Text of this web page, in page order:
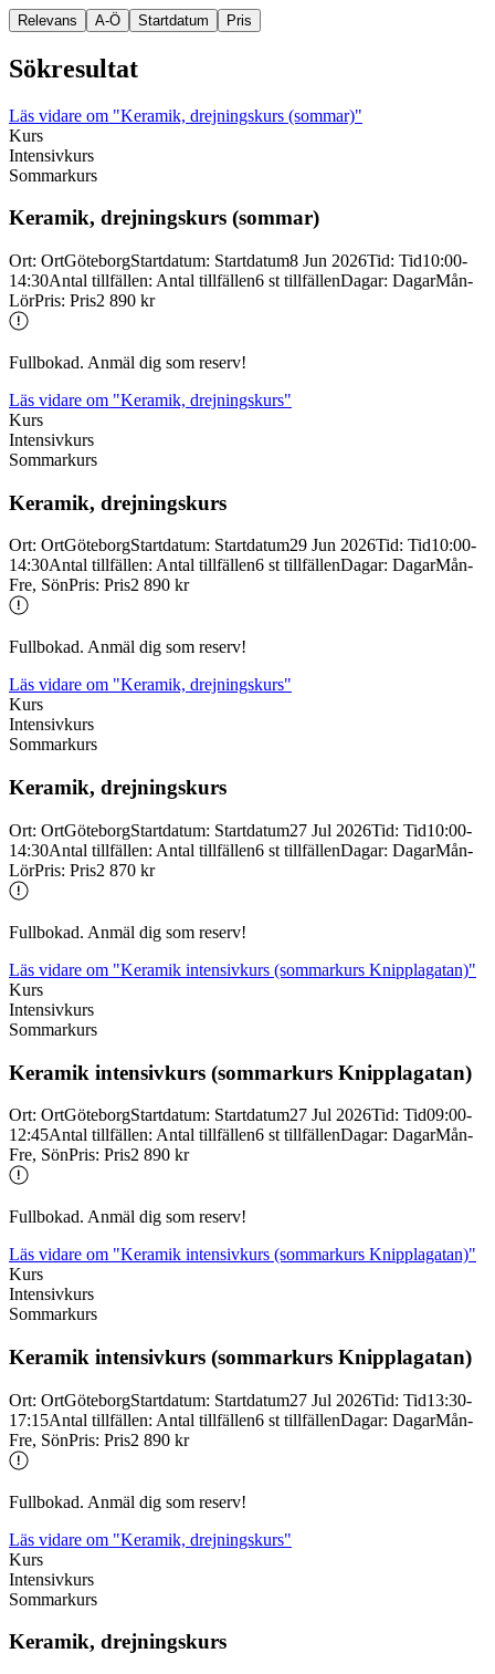
Relevans A-Ö Startdatum Pris
Sökresultat
Läs vidare om "Keramik, drejningskurs (sommar)"
Kurs
Intensivkurs
Sommarkurs
Keramik, drejningskurs (sommar)
Ort: OrtGöteborgStartdatum: Startdatum8 Jun 2026Tid: Tid10:00-
14:30Antal tillfällen: Antal tillfällen6 st tillfällenDagar: DagarMån-
LörPris: Pris2 890 kr
Fullbokad. Anmäl dig som reserv!
Läs vidare om "Keramik, drejningskurs"
Kurs
Intensivkurs
Sommarkurs
Keramik, drejningskurs
Ort: OrtGöteborgStartdatum: Startdatum29 Jun 2026Tid: Tid10:00-
14:30Antal tillfällen: Antal tillfällen6 st tillfällenDagar: DagarMån-
Fre, SönPris: Pris2 890 kr
Fullbokad. Anmäl dig som reserv!
Läs vidare om "Keramik, drejningskurs"
Kurs
Intensivkurs
Sommarkurs
Keramik, drejningskurs
Ort: OrtGöteborgStartdatum: Startdatum27 Jul 2026Tid: Tid10:00-
14:30Antal tillfällen: Antal tillfällen6 st tillfällenDagar: DagarMån-
LörPris: Pris2 870 kr
Fullbokad. Anmäl dig som reserv!
Läs vidare om "Keramik intensivkurs (sommarkurs Knipplagatan)"
Kurs
Intensivkurs
Sommarkurs
Keramik intensivkurs (sommarkurs Knipplagatan)
Ort: OrtGöteborgStartdatum: Startdatum27 Jul 2026Tid: Tid09:00-
12:45Antal tillfällen: Antal tillfällen6 st tillfällenDagar: DagarMån-
Fre, SönPris: Pris2 890 kr
Fullbokad. Anmäl dig som reserv!
Läs vidare om "Keramik intensivkurs (sommarkurs Knipplagatan)"
Kurs
Intensivkurs
Sommarkurs
Keramik intensivkurs (sommarkurs Knipplagatan)
Ort: OrtGöteborgStartdatum: Startdatum27 Jul 2026Tid: Tid13:30-
17:15Antal tillfällen: Antal tillfällen6 st tillfällenDagar: DagarMån-
Fre, SönPris: Pris2 890 kr
Fullbokad. Anmäl dig som reserv!
Läs vidare om "Keramik, drejningskurs"
Kurs
Intensivkurs
Sommarkurs
Keramik, drejningskurs